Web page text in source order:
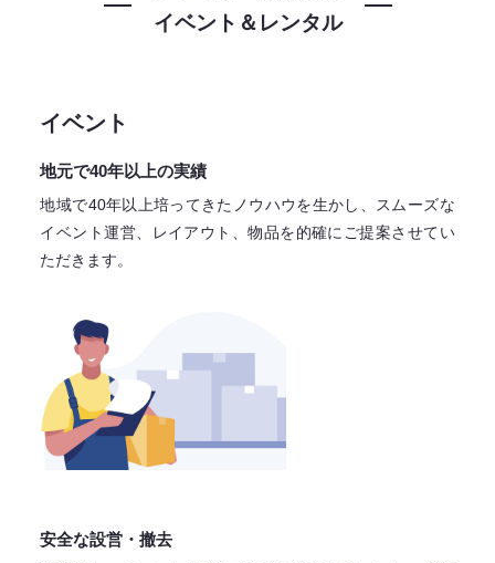
イベント＆レンタル
イベント
地元で40年以上の実績
地域で40年以上培ってきたノウハウを生かし、スムーズな
イベント運営、レイアウト、物品を的確にご提案させてい
ただきます。
安全な設営・撤去